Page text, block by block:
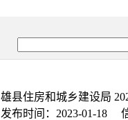
雄县住房和城乡建设局
发布时间：2023-01-18